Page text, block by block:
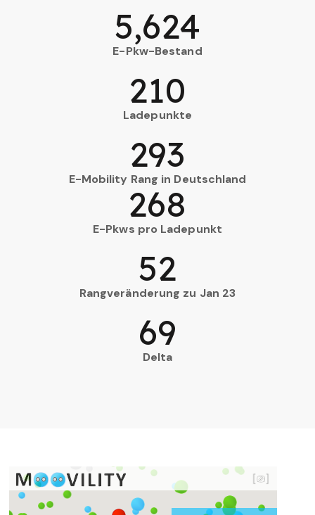
E-Pkw-Bestand
5,624
Ladepunkte
210
E-Mobility Rang in Deutschland
293
E-Pkws pro Ladepunkt
268
Rangveränderung zu Jan 23
52
Delta
69